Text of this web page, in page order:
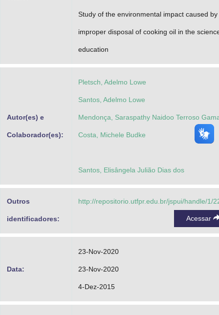
Study of the environmental impact caused by
improper disposal of cooking oil in the
education
Autor(es) e
Colaborador(es):
Pletsch, Adelmo Lowe
Santos, Adelmo Lowe
Mendonça, Saraspathy Naidoo Terroso
Costa, Michele Budke
Santos, Elisângela Julião Dias dos
Outros
identificadores:
http://repositorio.utfpr.edu.br/jspui/handle/1/
Acessar
Data:
23-Nov-2020
23-Nov-2020
4-Dez-2015